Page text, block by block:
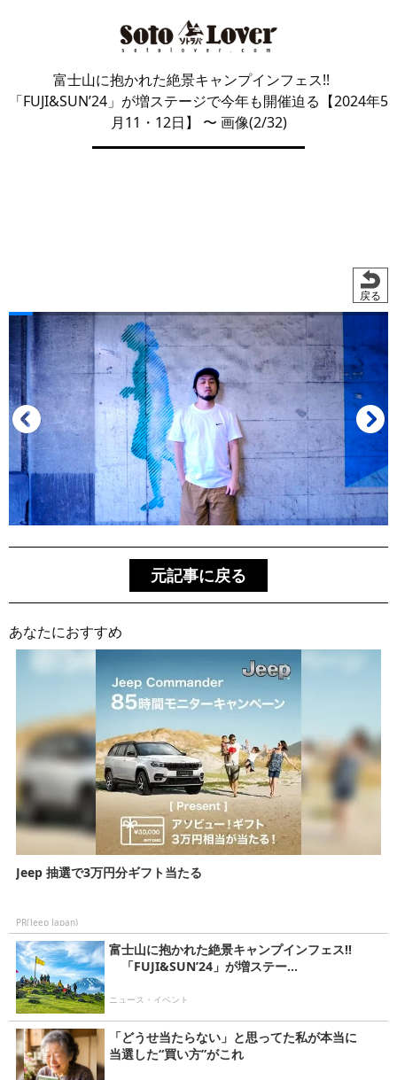
富士山に抱かれた絶景キャンプインフェス!!
「FUJI&SUN’24」が増ステージで今年も開催迫る【2024年5
月11・12日】 〜 画像(2/32)
戻る
元記事に戻る
あなたにおすすめ
Jeep 抽選で3万円分ギフト当たる
PR(Jeep Japan)
富士山に抱かれた絶景キャンプインフェス!!
「FUJI&SUN’24」が増ステー...
ニュース・イベント
「どうせ当たらない」と思ってた私が本当に
当選した“買い方”がこれ